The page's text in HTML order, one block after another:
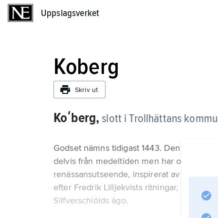
Uppslagsverket
Koberg
Skriv ut
Koʹberg, slott i Trollhättans
Godset nämns tidigast 1443. Den
delvis från medeltiden men har om- och
renässansutseende, inspirerat av
efter Fredrik Lilljekvists ritningar, avslutad
Silfverschiölds ägo.